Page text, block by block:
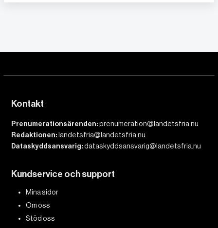
Kontakt
Prenumerationsärenden:prenumeration@landetsfria.nu
Redaktionen: landetsfria@landetsfria.nu
Dataskyddsansvarig:dataskyddsansvarig@landetsfria.nu
Kundservice och support
Mina sidor
Om oss
Stöd oss